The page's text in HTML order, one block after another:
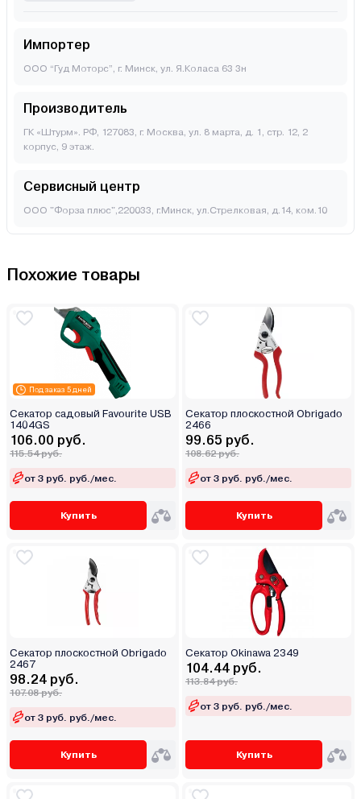
Импортер
ООО “Гуд Моторс”, г. Минск, ул. Я.Коласа 63 3н
Производитель
ГК «Штурм». РФ, 127083, г. Москва, ул. 8 марта, д. 1, стр. 12, 2
корпус, 9 этаж.
Сервисный центр
ООО "Форза плюс",220033, г.Минск, ул.Стрелковая, д.14, ком.10
Похожие товары
Под заказ 5 дней
Секатор садовый Favourite USB
1404GS
106.00 руб.
115.54 руб.
от 3 руб. руб./мес.
Купить
Секатор плоскостной Obrigado
2466
99.65 руб.
108.62 руб.
от 3 руб. руб./мес.
Купить
Секатор плоскостной Obrigado
2467
98.24 руб.
107.08 руб.
от 3 руб. руб./мес.
Купить
Cекатор Okinawa 2349
104.44 руб.
113.84 руб.
от 3 руб. руб./мес.
Купить